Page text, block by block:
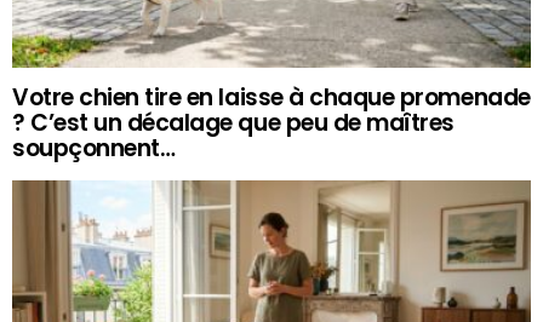
Votre chien tire en laisse à chaque promenade
? C’est un décalage que peu de maîtres
soupçonnent…